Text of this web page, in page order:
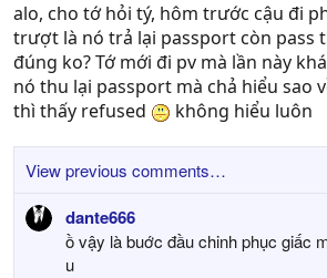
alo, cho tớ hỏi tý, hôm trước cậu đi
trượt là nó trả lại passport còn pass
đúng ko? Tớ mới đi pv mà lần này
nó thu lại passport mà chả hiểu sao
thì thấy refused
không hiểu luôn
View previous comments…
dante666
ồ vậy là buớc đầu chinh phục giấc
u